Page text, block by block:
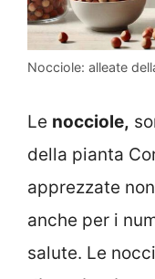
Nocciole: alleate
Le nocciole,
della pianta
apprezzate
anche per i
salute. Le